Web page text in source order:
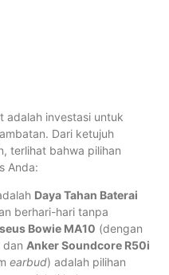
adalah investasi untuk
Dari ketujuh
terlihat bahwa pilihan
Anda:
Daya Tahan Baterai
berhari-hari tanpa
Bowie MA10 (dengan
dan Anker Soundcore R50i
earbud) adalah pilihan